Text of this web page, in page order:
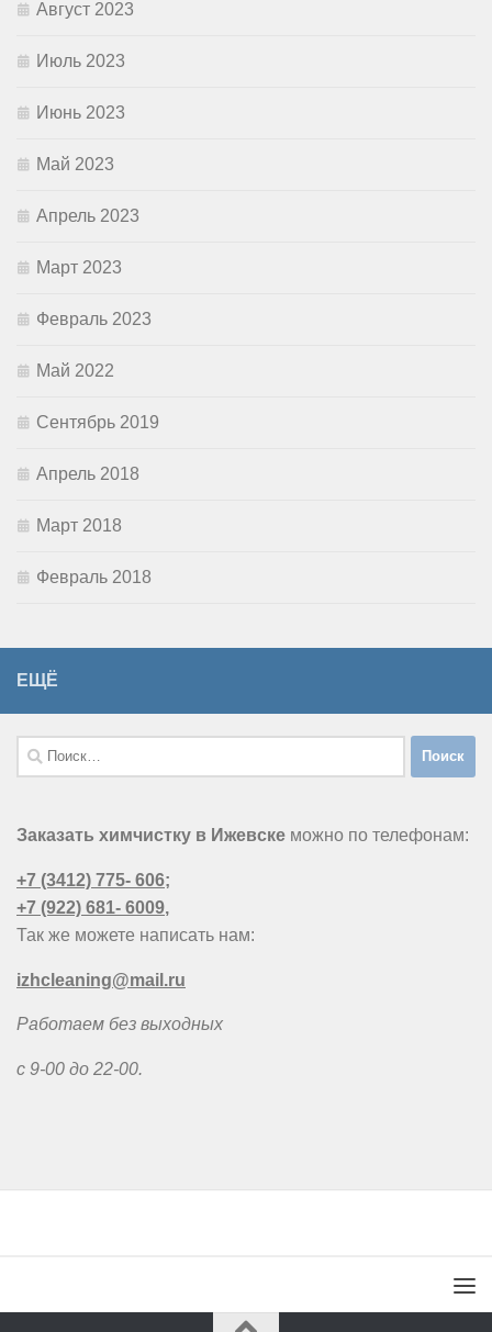
Август 2023
Июль 2023
Июнь 2023
Май 2023
Апрель 2023
Март 2023
Февраль 2023
Май 2022
Сентябрь 2019
Апрель 2018
Март 2018
Февраль 2018
ЕЩЁ
Найти:
Заказать химчистку в Ижевске можно по телефонам:
+7 (3412) 775- 606;
+7 (922) 681- 6009,
Так же можете написать нам:
izhcleaning@mail.ru
Работаем без выходных
с 9-00 до 22-00.